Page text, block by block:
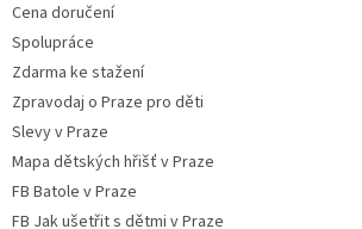
Cena doručení
Spolupráce
Zdarma ke stažení
Zpravodaj o Praze pro děti
Slevy v Praze
Mapa dětských hřišť v Praze
FB Batole v Praze
FB Jak ušetřit s dětmi v Praze